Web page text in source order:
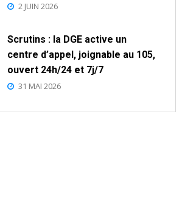
2 JUIN 2026
Scrutins : la DGE active un
centre d’appel, joignable au 105,
ouvert 24h/24 et 7j/7
31 MAI 2026